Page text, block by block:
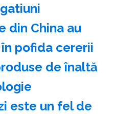
din China au
pofida cererii
de înaltă
este un fel de